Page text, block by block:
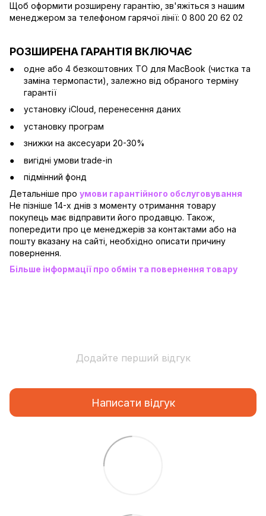
Щоб оформити розширену гарантію, зв'яжіться з нашим
менеджером за телефоном гарячої лінії: 0 800 20 62 02
РОЗШИРЕНА ГАРАНТІЯ ВКЛЮЧАЄ
одне або 4 безкоштовних ТО для MacBook (чистка та
заміна термопасти), залежно від обраного терміну
гарантії
установку iCloud, перенесення даних
установку програм
знижки на аксесуари 20-30%
вигідні умови trade-in
підмінний фонд
Детальніше про умови гарантійного обслуговування
Не пізніше 14-х днів з моменту отримання товару
покупець має відправити його продавцю. Також,
попередити про це менеджерів за контактами або на
пошту вказану на сайті, необхідно описати причину
повернення.
Більше інформації про обмін та повернення товару
Додайте перший відгук
Написати відгук